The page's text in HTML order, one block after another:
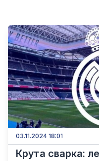
03.11.2024 18:01
Крута сварка: